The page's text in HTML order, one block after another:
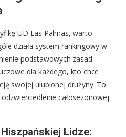
UD Las Palmas, warto
działa system rankingowy w
podstawowych zasad
dla każdego, kto chce
swojej ulubionej drużyny. To
całosezonowej
Lidze: